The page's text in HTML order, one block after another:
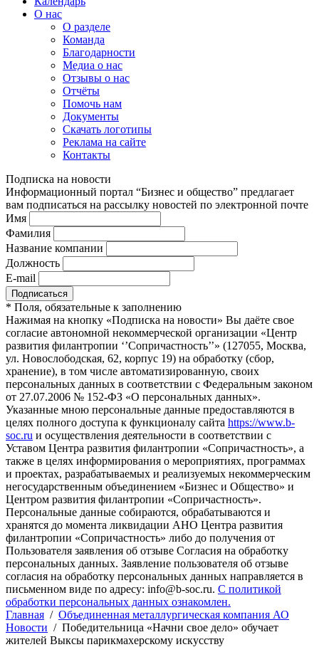
О нас
О разделе
Команда
Благодарности
Медиа о нас
Отзывы о нас
Отчёты
Помочь нам
Документы
Скачать логотипы
Реклама на сайте
Контакты
Подписка на новости
Информационный портал “Бизнес и общество” предлагает
вам подписаться на рассылку новостей по электронной почте
Имя
Фамилия
Название компании
Должность
E-mail
* Поля, обязательные к заполнению
Нажимая на кнопку «Подписка на новости» Вы даёте свое
согласие автономной некоммерческой организации «Центр
развития филантропии ‘’Сопричастность’’» (127055, Москва,
ул. Новослободская, 62, корпус 19) на обработку (сбор,
хранение), в том числе автоматизированную, своих
персональных данных в соответствии с Федеральным законом
от 27.07.2006 № 152-ФЗ «О персональных данных».
Указанные мною персональные данные предоставляются в
целях полного доступа к функционалу сайта https://www.b-
soc.ru и осуществления деятельности в соответствии с
Уставом Центра развития филантропии «Сопричастность», а
также в целях информирования о мероприятиях, программах
и проектах, разрабатываемых и реализуемых некоммерческим
негосударственным объединением «Бизнес и Общество» и
Центром развития филантропии «Сопричастность».
Персональные данные собираются, обрабатываются и
хранятся до момента ликвидации АНО Центра развития
филантропии «Сопричастность» либо до получения от
Пользователя заявления об отзыве Согласия на обработку
персональных данных. Заявление пользователя об отзыве
согласия на обработку персональных данных направляется в
письменном виде по адресу: info@b-soc.ru. С политикой
обработки персональных данных ознакомлен.
Главная / Объединенная металлургическая компания АО
Новости / Победительница «Начни свое дело» обучает
жителей Выксы парикмахерскому искусству